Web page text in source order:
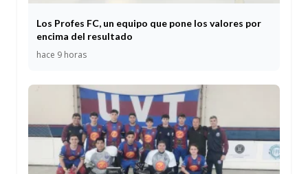
Los Profes FC, un equipo que pone los valores por
encima del resultado
hace 9 horas